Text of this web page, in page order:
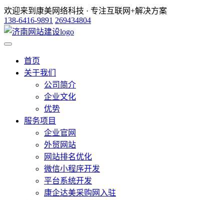
欢迎来到康美网络科技 · 专注互联网+解决方案
138-6416-9891 269434804
首页
关于我们
公司简介
企业文化
优势
服务项目
企业官网
外贸网站
网站排名优化
微信小程序开发
平台系统开发
康企达美采购网入驻